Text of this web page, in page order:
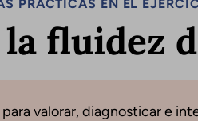
PRÁCTICAS EN EL
fluidez
valorar, diagnosticar e